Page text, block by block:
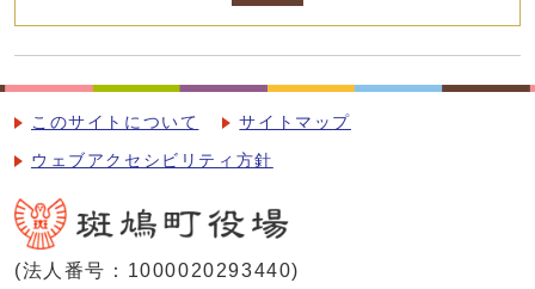
このサイトについて サイトマップ
ウェブアクセシビリティ方針
(法人番号：1000020293440)